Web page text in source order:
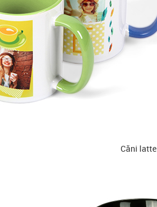
Căni latte